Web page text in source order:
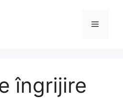
Meniu
îngrijire